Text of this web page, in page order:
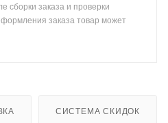
сборки заказа и проверки
заказа товар может
СИСТЕМА СКИДОК